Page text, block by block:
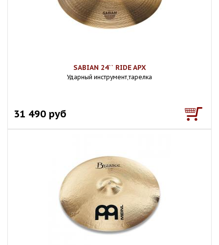
SABIAN 24`` RIDE APX
Ударный инструмент,тарелка
31 490 руб